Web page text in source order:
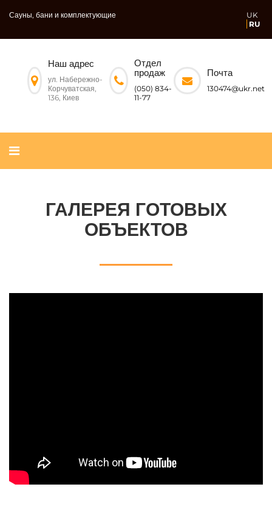
Сауны, бани и комплектующие
UK
RU
Наш адрес
ул. Набережно-
Корчуватская,
136, Киев
Отдел
продаж
(050) 834-
11-77
Почта
130474@ukr.net
ГАЛЕРЕЯ ГОТОВЫХ
ОБЪЕКТОВ